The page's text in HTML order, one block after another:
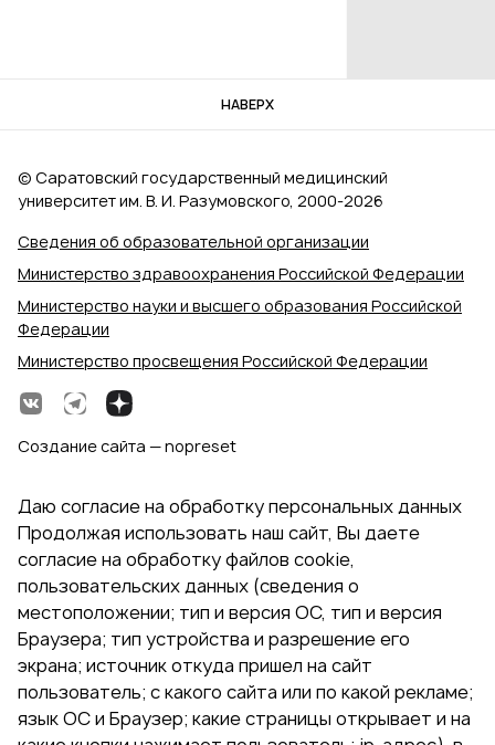
НАВЕРХ
Сведения об образовательной организации
Министерство здравоохранения Российской Федерации
Министерство науки и высшего образования Российской
Федерации
Министерство просвещения Российской Федерации
© Саратовский государственный медицинский
университет им. В. И. Разумовского, 2000‑2026
Создание сайта — nopreset
Даю согласие на обработку персональных данных
Продолжая использовать наш сайт, Вы даете
согласие на обработку файлов cookie,
пользовательских данных (сведения о
местоположении; тип и версия ОС, тип и версия
Браузера; тип устройства и разрешение его
экрана; источник откуда пришел на сайт
пользователь; с какого сайта или по какой рекламе;
язык ОС и Браузер; какие страницы открывает и на